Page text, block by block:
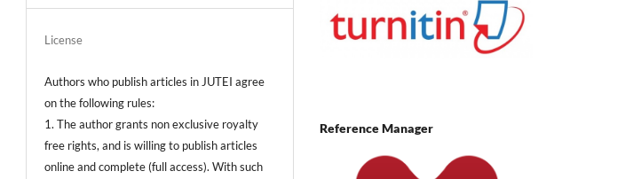
License
Authors who publish articles in JUTEI agree
on the following rules:
1. The author grants non exclusive royalty
free rights, and is willing to publish articles
online and complete (full access). With such
Reference Manager